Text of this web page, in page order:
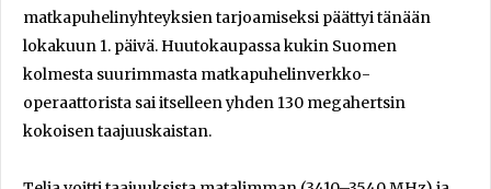
matkapuhelinyhteyksien tarjoamiseksi päättyi tänään
lokakuun 1. päivä. Huutokaupassa kukin Suomen
kolmesta suurimmasta matkapuhelinverkko-
operaattorista sai itselleen yhden 130 megahertsin
kokoisen taajuuskaistan.